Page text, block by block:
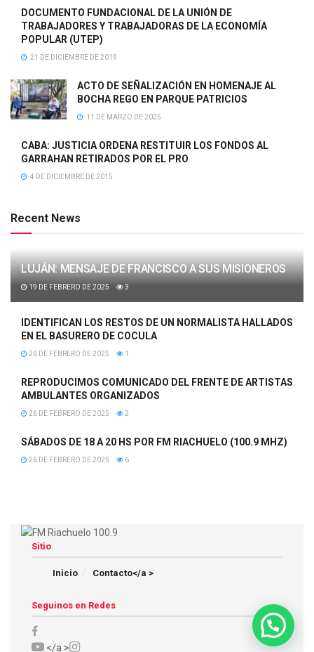
DOCUMENTO FUNDACIONAL DE LA UNIÓN DE
TRABAJADORES Y TRABAJADORAS DE LA ECONOMÍA
POPULAR (UTEP)
21 DE DICIEMBRE DE 2019
ACTO DE SEÑALIZACIÓN EN HOMENAJE AL
BOCHA REGO EN PARQUE PATRICIOS
11 DE MARZO DE 2025
CABA: JUSTICIA ORDENA RESTITUIR LOS FONDOS AL
GARRAHAN RETIRADOS POR EL PRO
4 DE DICIEMBRE DE 2015
Recent News
LUJÁN: MENSAJE DE FRANCISCO A SUS MISIONEROS
19 DE FEBRERO DE 2025 3
IDENTIFICAN LOS RESTOS DE UN NORMALISTA HALLADOS
EN EL BASURERO DE COCULA
26 DE FEBRERO DE 2025 1
REPRODUCIMOS COMUNICADO DEL FRENTE DE ARTISTAS
AMBULANTES ORGANIZADOS
26 DE FEBRERO DE 2025 2
SÁBADOS DE 18 A 20 HS POR FM RIACHUELO (100.9 MHZ)
26 DE FEBRERO DE 2025 6
Sitio
Inicio Contacto</a >
Seguinos en Redes
</a >